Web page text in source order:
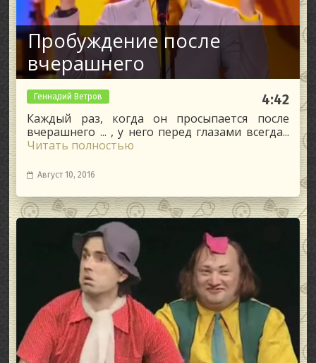
Пробуждение после
вчерашнего
Геннадий Ветров 4:42
Каждый раз, когда он просыпается после
вчерашнего ... , у него перед глазами всегда...
Читать полностью
Август 10, 2016